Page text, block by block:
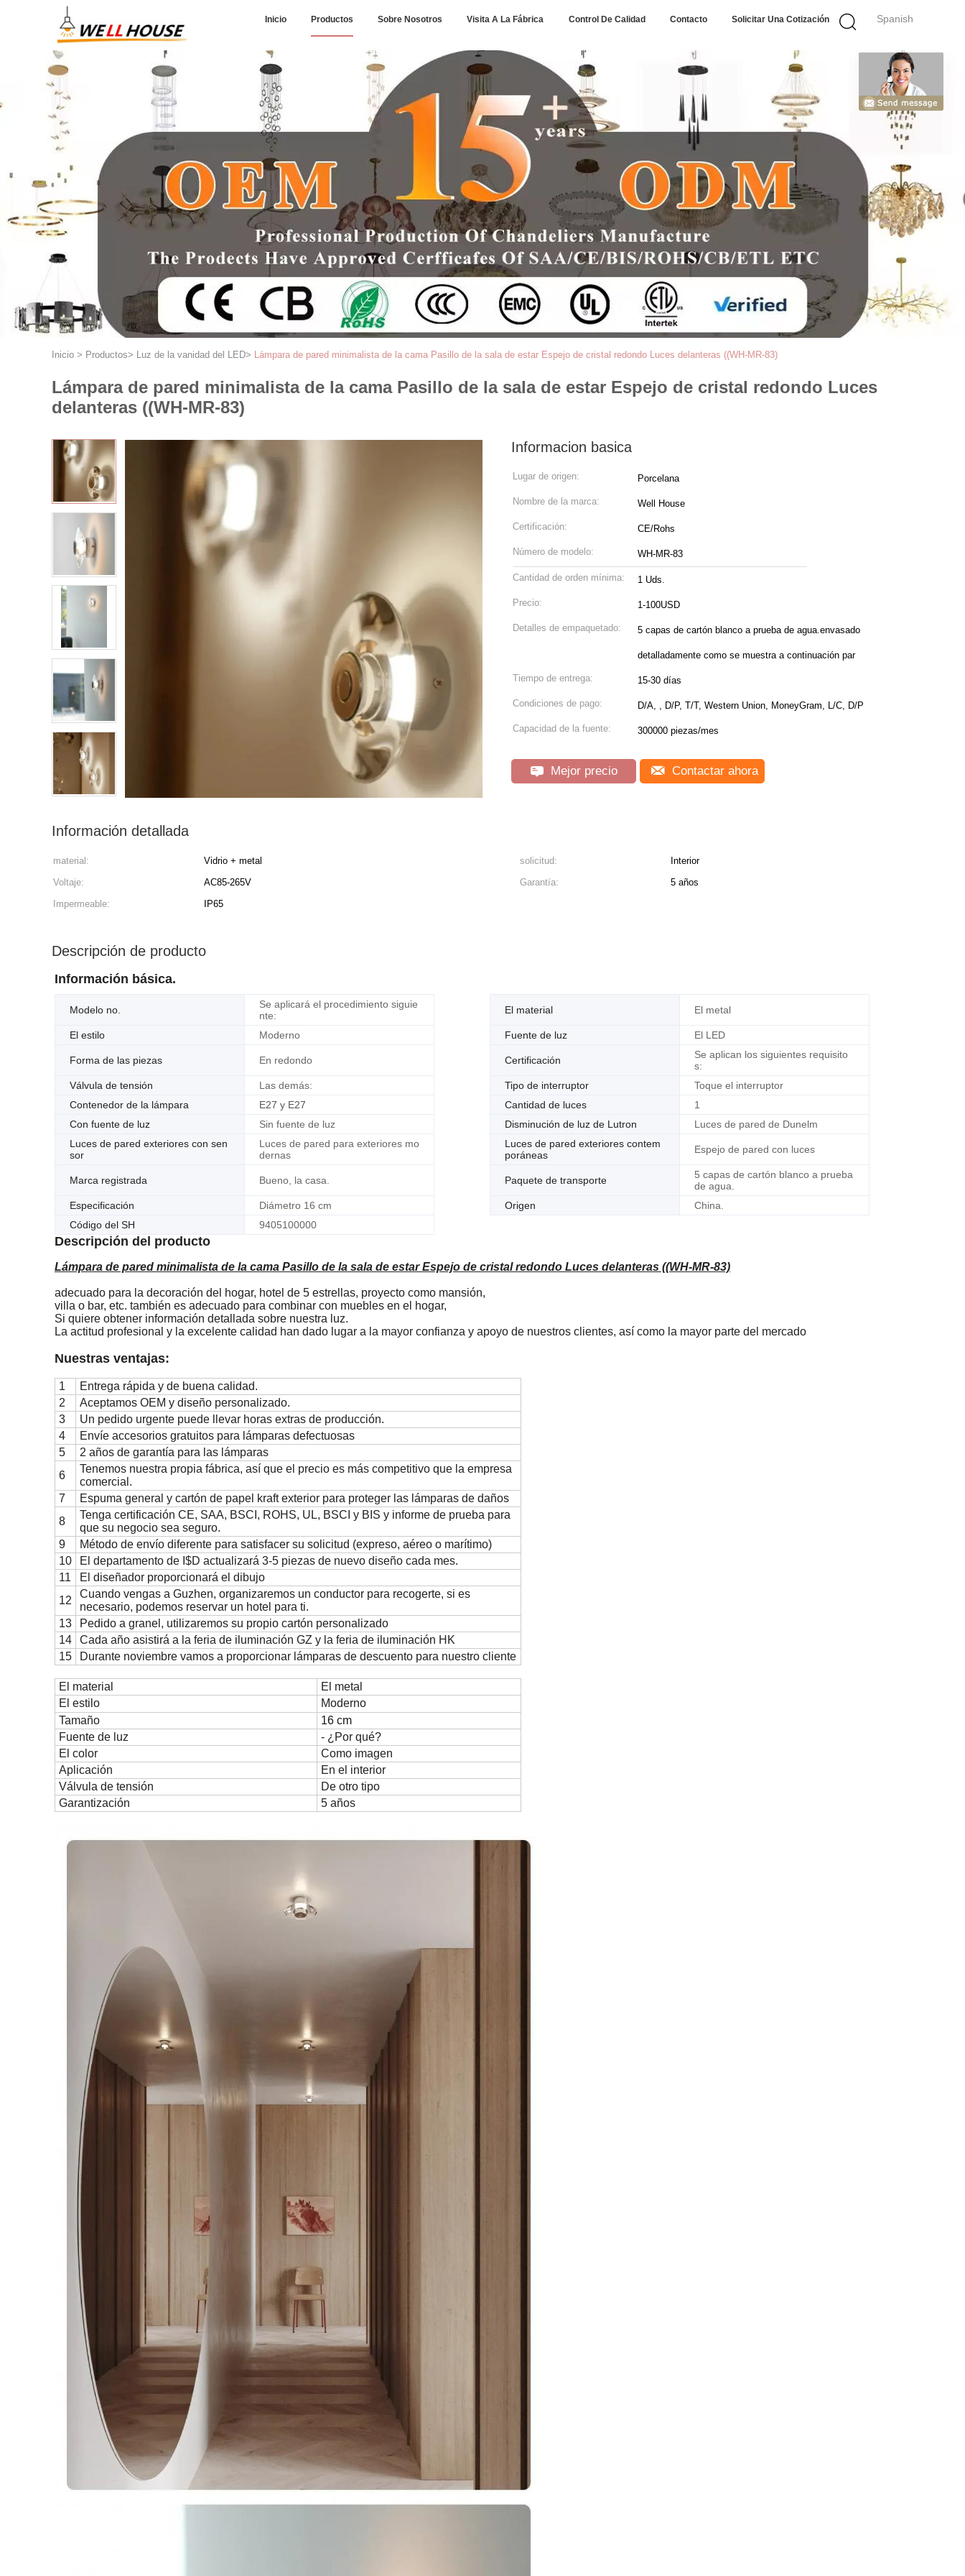
Spanish
Inicio Productos Sobre Nosotros Visita A La Fábrica Control De Calidad Contacto Solicitar Una Cotización
Inicio > Productos> Luz de la vanidad del LED> Lámpara de pared minimalista de la cama Pasillo de la sala de estar Espejo de cristal redondo Luces delanteras ((WH-MR-83)
Lámpara de pared minimalista de la cama Pasillo de la sala de estar Espejo de cristal redondo Luces
delanteras ((WH-MR-83)
Informacion basica
Lugar de origen: Porcelana
Nombre de la marca: Well House
Certificación: CE/Rohs
Número de modelo: WH-MR-83
Cantidad de orden mínima: 1 Uds.
Precio: 1-100USD
Detalles de empaquetado: 5 capas de cartón blanco a prueba de agua.envasado
detalladamente como se muestra a continuación par
Tiempo de entrega: 15-30 días
Condiciones de pago: D/A, , D/P, T/T, Western Union, MoneyGram, L/C, D/P
Capacidad de la fuente: 300000 piezas/mes
Mejor precio Contactar ahora
Información detallada
material: Vidrio + metal solicitud:
Interior
Voltaje:
AC85-265V Garantía:
5 años
Impermeable:
IP65
Descripción de producto
Información básica.
Modelo no.
Se aplicará el procedimiento siguie
nte:
El material El metal
El estilo Moderno Fuente de luz El LED
Forma de las piezas En redondo Certificación
Se aplican los siguientes requisito
s:
Válvula de tensión
Las demás: Tipo de interruptor
Toque el interruptor
Contenedor de la lámpara
E27 y E27 Cantidad de luces
1
Con fuente de luz
Sin fuente de luz Disminución de luz de Lutron
Luces de pared de Dunelm
Luces de pared exteriores con sen
sor
Luces de pared para exteriores mo
dernas
Luces de pared exteriores contem
poráneas
Espejo de pared con luces
Marca registrada Bueno, la casa. Paquete de transporte
5 capas de cartón blanco a prueba
de agua.
Especificación
Diámetro 16 cm Origen
China.
Código del SH
9405100000
Descripción del producto
Lámpara de pared minimalista de la cama Pasillo de la sala de estar Espejo de cristal redondo Luces delanteras ((WH-MR-83)
adecuado para la decoración del hogar, hotel de 5 estrellas, proyecto como mansión,
villa o bar, etc. también es adecuado para combinar con muebles en el hogar,
Si quiere obtener información detallada sobre nuestra luz.
La actitud profesional y la excelente calidad han dado lugar a la mayor confianza y apoyo de nuestros clientes, así como la mayor parte del mercado
Nuestras ventajas:
1
Entrega rápida y de buena calidad.
2
Aceptamos OEM y diseño personalizado.
3
Un pedido urgente puede llevar horas extras de producción.
4
Envíe accesorios gratuitos para lámparas defectuosas
5
2 años de garantía para las lámparas
6
Tenemos nuestra propia fábrica, así que el precio es más competitivo que la empresa
comercial.
7
Espuma general y cartón de papel kraft exterior para proteger las lámparas de daños
8
Tenga certificación CE, SAA, BSCI, ROHS, UL, BSCI y BIS y informe de prueba para
que su negocio sea seguro.
9
Método de envío diferente para satisfacer su solicitud (expreso, aéreo o marítimo)
10
El departamento de I$D actualizará 3-5 piezas de nuevo diseño cada mes.
11
El diseñador proporcionará el dibujo
12
Cuando vengas a Guzhen, organizaremos un conductor para recogerte, si es
necesario, podemos reservar un hotel para ti.
13
Pedido a granel, utilizaremos su propio cartón personalizado
14
Cada año asistirá a la feria de iluminación GZ y la feria de iluminación HK
15
Durante noviembre vamos a proporcionar lámparas de descuento para nuestro cliente
El material
El metal
El estilo
Moderno
Tamaño
16 cm
Fuente de luz
- ¿Por qué?
El color
Como imagen
Aplicación
En el interior
Válvula de tensión
De otro tipo
Garantización
5 años